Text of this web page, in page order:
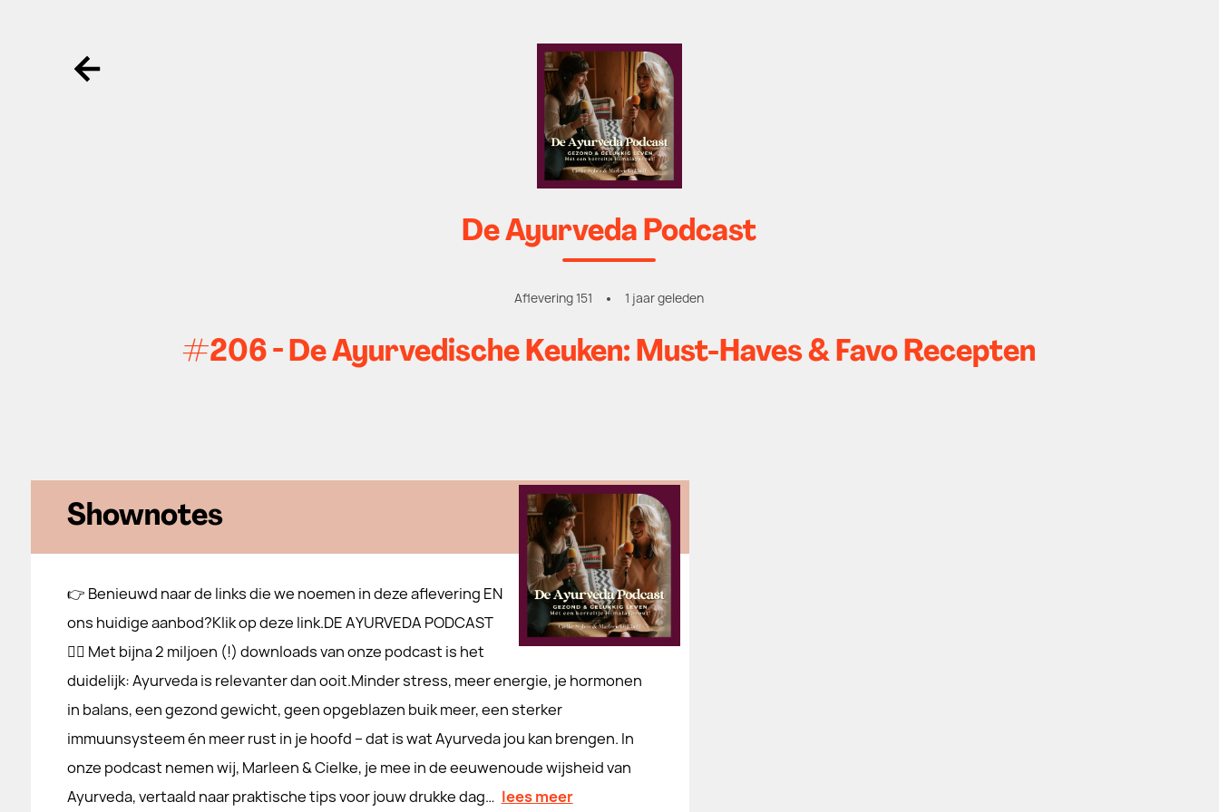
Ga terug
De Ayurveda Podcast
Aflevering 151 1 jaar geleden
#206 - De Ayurvedische Keuken: Must-Haves & Favo Recepten
Shownotes
👉 Benieuwd naar de links die we noemen in deze aflevering EN
ons huidige aanbod?Klik op deze link.DE AYURVEDA PODCAST
👉🏻 Met bijna 2 miljoen (!) downloads van onze podcast is het
duidelijk: Ayurveda is relevanter dan ooit.Minder stress, meer energie, je hormonen
in balans, een gezond gewicht, geen opgeblazen buik meer, een sterker
immuunsysteem én meer rust in je hoofd – dat is wat Ayurveda jou kan brengen. In
onze podcast nemen wij, Marleen & Cielke, je mee in de eeuwenoude wijsheid van
Ayurveda, vertaald naar praktische tips voor jouw drukke dag… lees meer